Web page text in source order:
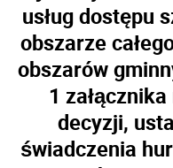
usług dostępu
obszarze
obszarów
1
decyzji,
świadczenia